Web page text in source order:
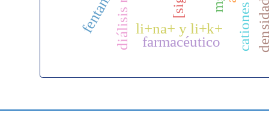
li+na+ y li+k+
farmacéutico